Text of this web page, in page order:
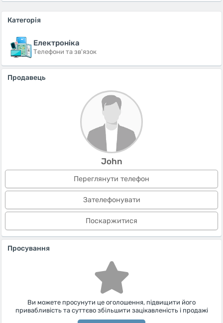
Категорія
Електроніка
Телефони та зв'язок
Продавець
John
Переглянути телефон
Зателефонувати
Поскаржитися
Просування
Ви можете просунути це оголошення, підвищити його
привабливість та суттєво збільшити зацікавленість і продажі